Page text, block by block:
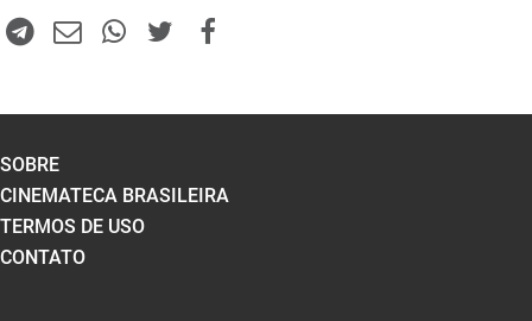
SOBRE
CINEMATECA BRASILEIRA
TERMOS DE USO
CONTATO